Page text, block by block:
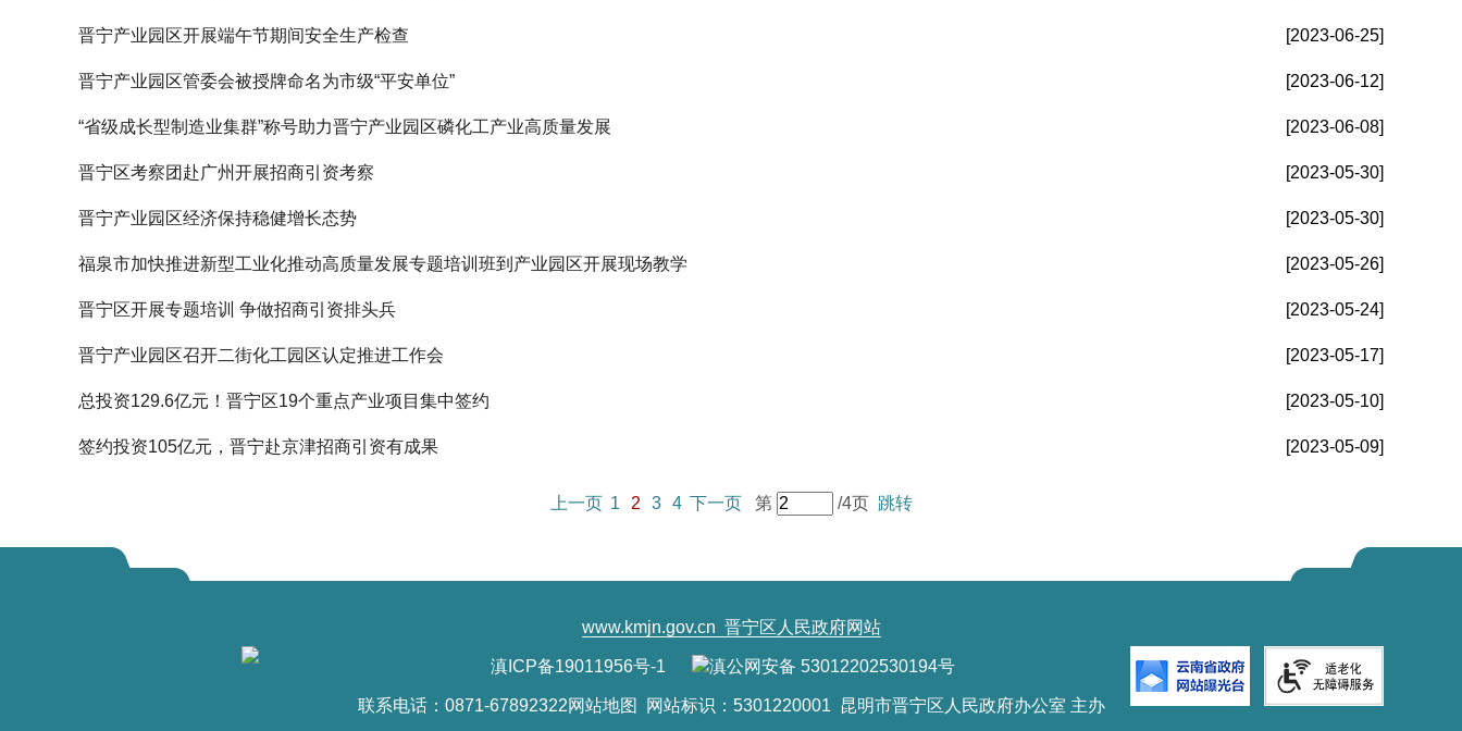
晋宁产业园区开展端午节期间安全生产检查 [2023-06-25]
晋宁产业园区管委会被授牌命名为市级“平安单位” [2023-06-12]
“省级成长型制造业集群”称号助力晋宁产业园区磷化工产业高质量发展 [2023-06-08]
晋宁区考察团赴广州开展招商引资考察 [2023-05-30]
晋宁产业园区经济保持稳健增长态势 [2023-05-30]
福泉市加快推进新型工业化推动高质量发展专题培训班到产业园区开展现场教学 [2023-05-26]
晋宁区开展专题培训 争做招商引资排头兵 [2023-05-24]
晋宁产业园区召开二街化工园区认定推进工作会 [2023-05-17]
总投资129.6亿元！晋宁区19个重点产业项目集中签约 [2023-05-10]
签约投资105亿元，晋宁赴京津招商引资有成果 [2023-05-09]
上一页 1 2 3 4 下一页 第 /4页 跳转
www.kmjn.gov.cn 晋宁区人民政府网站
滇ICP备19011956号-1 滇公网安备 53012202530194号
联系电话：0871-67892322网站地图 网站标识：5301220001 昆明市晋宁区人民政府办公室 主办